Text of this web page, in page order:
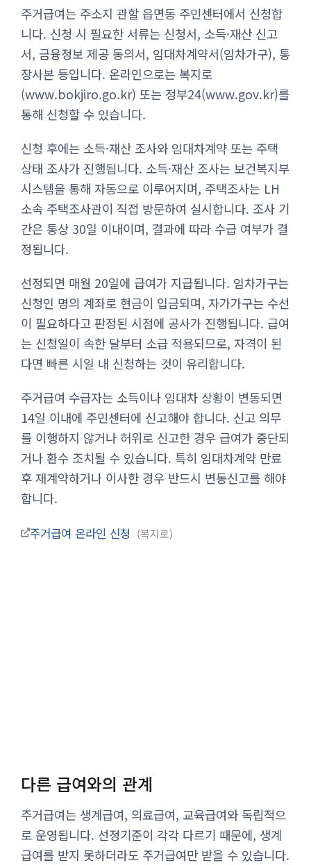
주거급여는 주소지 관할 읍면동 주민센터에서 신청합
니다. 신청 시 필요한 서류는 신청서, 소득·재산 신고
서, 금융정보 제공 동의서, 임대차계약서(임차가구), 통
장사본 등입니다. 온라인으로는 복지로
(www.bokjiro.go.kr) 또는 정부24(www.gov.kr)를
통해 신청할 수 있습니다.
신청 후에는 소득·재산 조사와 임대차계약 또는 주택
상태 조사가 진행됩니다. 소득·재산 조사는 보건복지부
시스템을 통해 자동으로 이루어지며, 주택조사는 LH
소속 주택조사관이 직접 방문하여 실시합니다. 조사 기
간은 통상 30일 이내이며, 결과에 따라 수급 여부가 결
정됩니다.
선정되면 매월 20일에 급여가 지급됩니다. 임차가구는
신청인 명의 계좌로 현금이 입금되며, 자가가구는 수선
이 필요하다고 판정된 시점에 공사가 진행됩니다. 급여
는 신청일이 속한 달부터 소급 적용되므로, 자격이 된
다면 빠른 시일 내 신청하는 것이 유리합니다.
주거급여 수급자는 소득이나 임대차 상황이 변동되면
14일 이내에 주민센터에 신고해야 합니다. 신고 의무
를 이행하지 않거나 허위로 신고한 경우 급여가 중단되
거나 환수 조치될 수 있습니다. 특히 임대차계약 만료
후 재계약하거나 이사한 경우 반드시 변동신고를 해야
합니다.
주거급여 온라인 신청 복지로
다른 급여와의 관계
주거급여는 생계급여, 의료급여, 교육급여와 독립적으
로 운영됩니다. 선정기준이 각각 다르기 때문에, 생계
급여를 받지 못하더라도 주거급여만 받을 수 있습니다.